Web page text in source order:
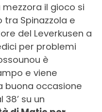
il gioco si
Spinazzola e
del Leverkusen a
per problemi
è
e viene
buona occasione
su un